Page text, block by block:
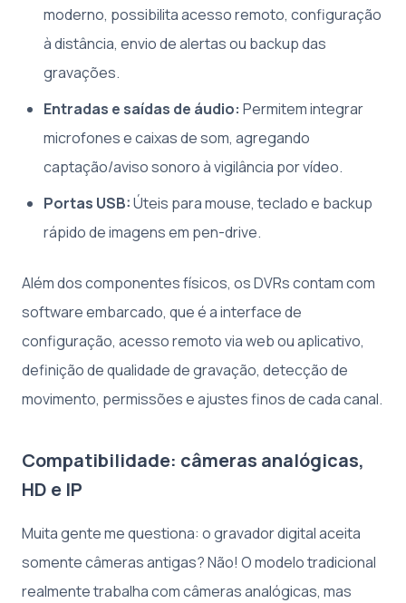
moderno, possibilita acesso remoto, configuração
à distância, envio de alertas ou backup das
gravações.
Entradas e saídas de áudio: Permitem integrar
microfones e caixas de som, agregando
captação/aviso sonoro à vigilância por vídeo.
Portas USB:Úteis para mouse, teclado e backup
rápido de imagens em pen-drive.
Além dos componentes físicos, os DVRs contam com
software embarcado, que é a interface de
configuração, acesso remoto via web ou aplicativo,
definição de qualidade de gravação, detecção de
movimento, permissões e ajustes finos de cada canal.
Compatibilidade: câmeras analógicas,
HD e IP
Muita gente me questiona: o gravador digital aceita
somente câmeras antigas? Não! O modelo tradicional
realmente trabalha com câmeras analógicas, mas